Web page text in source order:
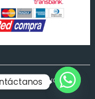
reservados.